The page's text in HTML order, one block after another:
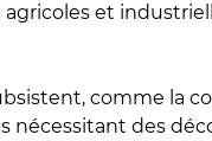
et
comme la
nécessitant des